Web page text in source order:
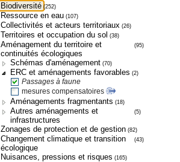
Biodiversité (252)
Ressource en eau (107)
Collectivités et acteurs territoriaux (26)
Territoires et occupation du sol (38)
Aménagement du territoire et
continuités écologiques
(95)
Schémas d'aménagement (70)
ERC et aménagements favorables (2)
Passages à faune
mesures compensatoires
Aménagements fragmentants (18)
Autres aménagements et
infrastructures
(5)
Zonages de protection et de gestion (82)
Changement climatique et transition
écologique
(43)
Nuisances, pressions et risques (165)